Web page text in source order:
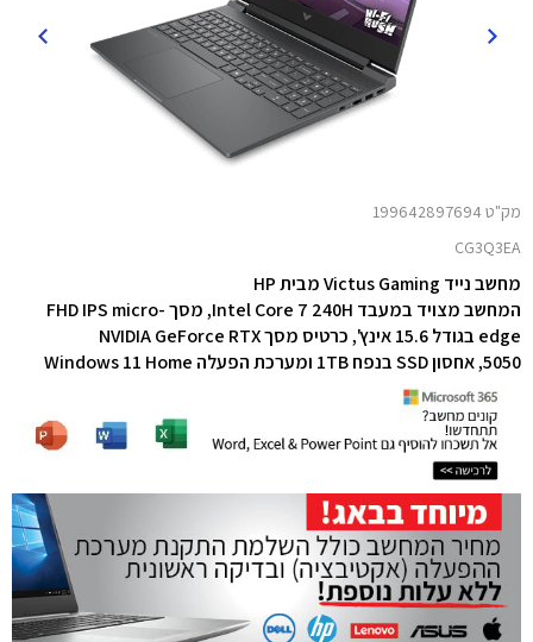
מק"ט 199642897694
CG3Q3EA
מחשב נייד Victus Gaming מבית HP
המחשב מצויד במעבד Intel Core 7 240H,
מסך FHD IPS micro-
edge בגודל 15.6 אינץ', כרטיס מסך NVIDIA GeForce RTX
5050, אחסון SSD בנפח 1TB ומערכת הפעלה Windows 11 Home